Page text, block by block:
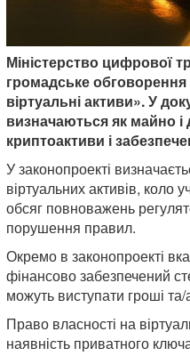
Міністерство цифрової
громадське
віртуальні активи». У
визначаються як майно і
криптоактиви і
У законопроекті
віртуальних активів, коло
обсяг повноважень
порушення правил.
Окремо в законопроекті
фінансово забезпечений
можуть виступати гроші
Право власності на
наявність приватного